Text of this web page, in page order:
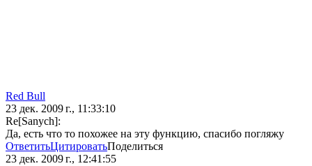
Red Bull
23 дек. 2009 г., 11:33:10
Re[Sanych]:
Да, есть что то похожее на эту функцию, спасибо погляжу
ОтветитьЦитироватьПоделиться
23 дек. 2009 г., 12:41:55